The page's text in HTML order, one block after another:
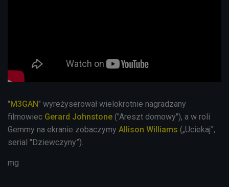
"M3GAN" wyreżyserował wielokrotnie nagradzany
filmowiec Gerard Johnstone ("Areszt domowy"), a w roli
Gemmy na ekranie zobaczymy Allison Williams („Uciekaj”,
serial "Dziewczyny”).
mg